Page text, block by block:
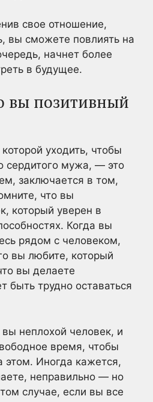
свое отношение,
вы сможете повлиять на
начнет более
в будущее.
вы позитивный
уходить, чтобы
сердитого мужа, — это
заключается в том,
что вы
который уверен в
Когда вы
рядом с человеком,
вы любите, который
вы делаете
быть трудно оставаться
неплохой человек, и
время, чтобы
этом. Иногда кажется,
неправильно — но
случае, если вы все